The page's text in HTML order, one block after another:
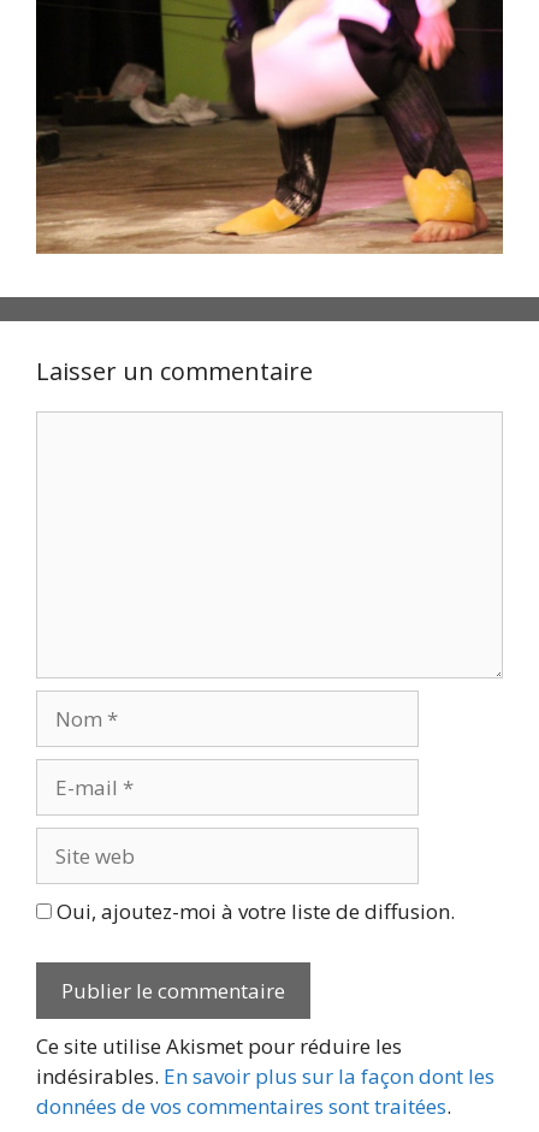
Laisser un commentaire
mail
web
Oui, ajoutez-moi à votre liste de diffusion.
Ce site utilise Akismet pour réduire les
indésirables. En savoir plus sur la façon dont les
données de vos commentaires sont traitées.